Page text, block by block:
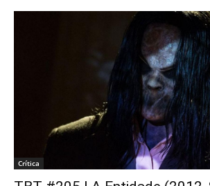
Crítica